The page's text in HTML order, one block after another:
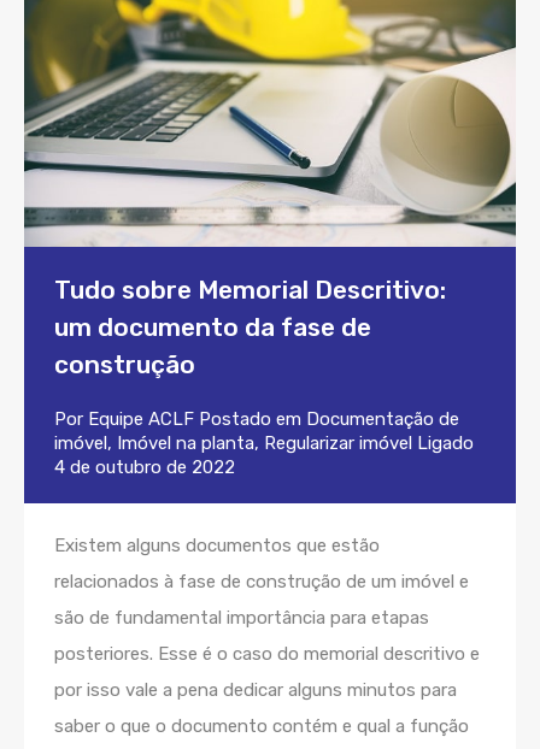
Tudo sobre Memorial Descritivo:
um documento da fase de
construção
Por Equipe ACLF Postado em Documentação de
imóvel, Imóvel na planta, Regularizar imóvel Ligado
4 de outubro de 2022
Existem alguns documentos que estão
relacionados à fase de construção de um imóvel e
são de fundamental importância para etapas
posteriores. Esse é o caso do memorial descritivo e
por isso vale a pena dedicar alguns minutos para
saber o que o documento contém e qual a função